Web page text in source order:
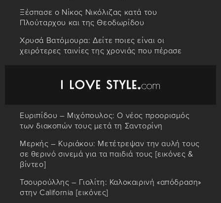
Ξέσπασε ο Νίκος Νικόλιζας κατά του
Πλούταρχου και της Θεοδωρίδου
Χρυσά Βατόμουρα: Δείτε ποιες είναι οι
χειρότερες ταινίες της χρονιάς που πέρασε
Ευριπίδου – Μιχόπουλος: Ο νέος προορισμός
των διακοπών τους μετά τη Σαντορίνη
Μερκής – Κυριάκου: Μετέτρεψαν την αυλή τους
σε θερινό σινεμά για τα παιδιά τους [εικόνες &
βίντεο]
Τσουρούλλης – Γιολίτη: Καλοκαιρινή «απόδραση»
στην California [εικόνες]